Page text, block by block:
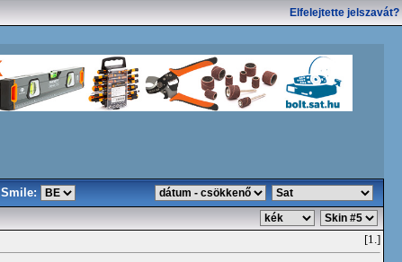
Elfelejtette jelszavát?
Smile:
[1.]